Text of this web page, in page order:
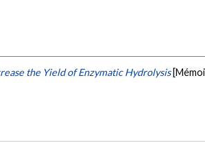
the Yield of Enzymatic Hydrolysis